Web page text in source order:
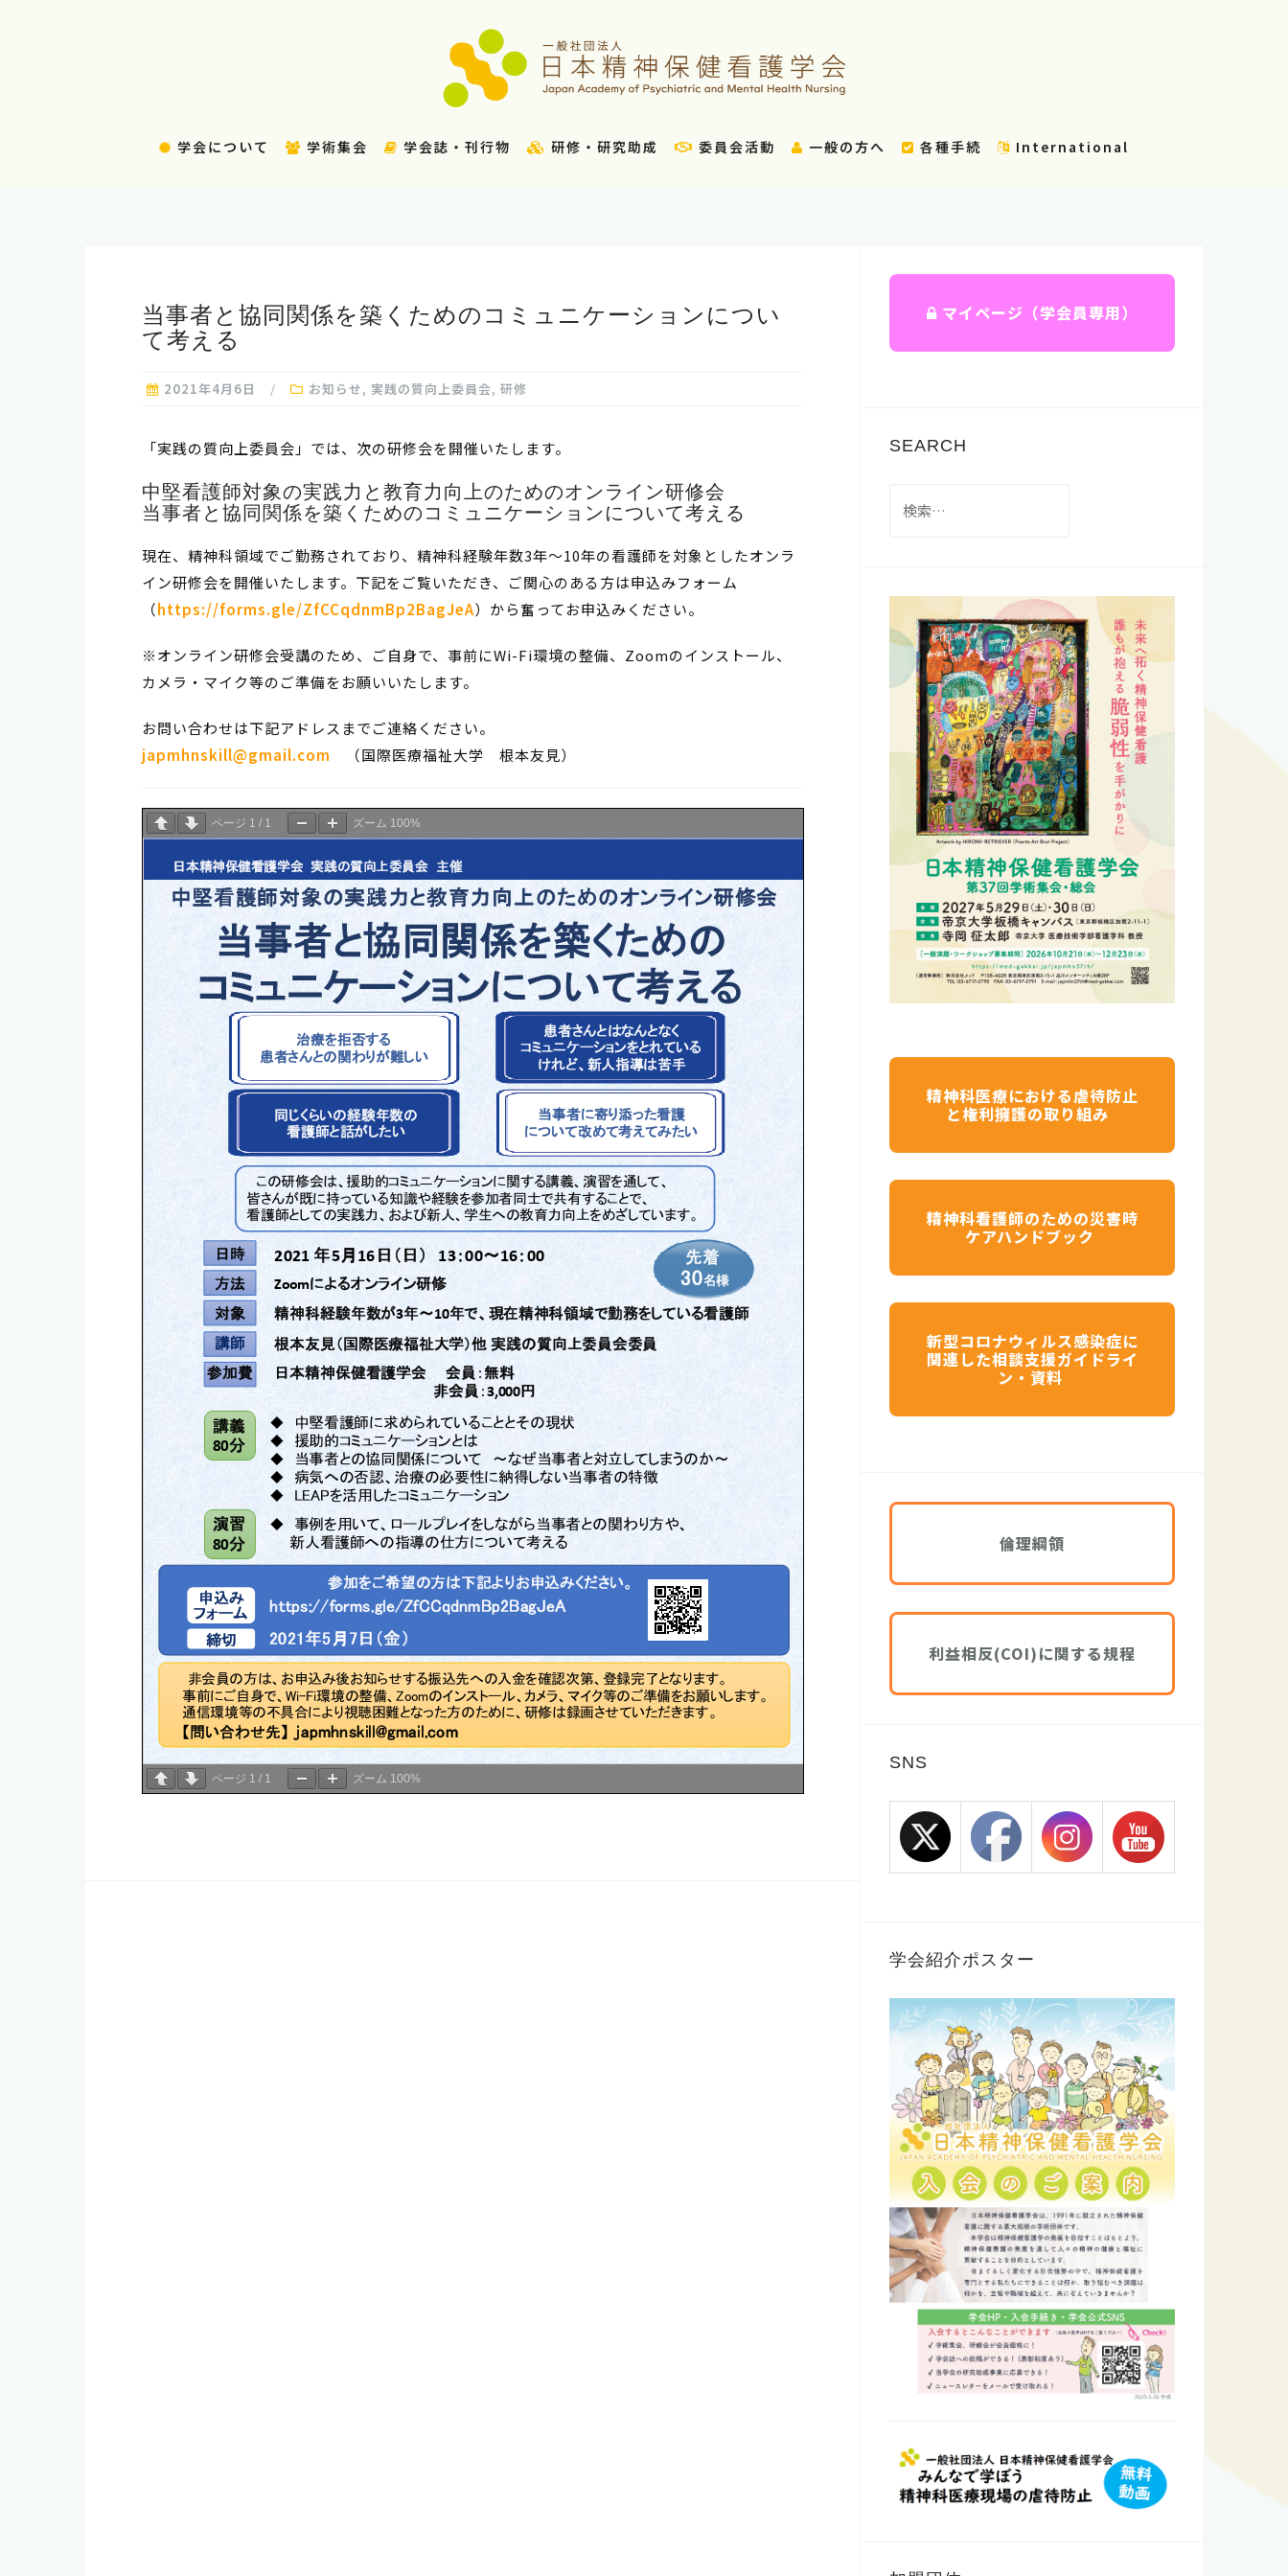
学会について 学術集会 学会誌・刊行物 研修・研究助成 委員会活動 一般の方へ 各種手続 International
当事者と協同関係を築くためのコミュニケーションについ
て考える
2021年4月6日 お知らせ, 実践の質向上委員会, 研修
「実践の質向上委員会」では、次の研修会を開催いたします。
中堅看護師対象の実践力と教育力向上のためのオンライン研修会
当事者と協同関係を築くためのコミュニケーションについて考える
現在、精神科領域でご勤務されており、精神科経験年数3年～10年の看護師を対象としたオンラ
イン研修会を開催いたします。下記をご覧いただき、ご関心のある方は申込みフォーム
（https://forms.gle/ZfCCqdnmBp2BagJeA）から奮ってお申込みください。
※オンライン研修会受講のため、ご自身で、事前にWi-Fi環境の整備、Zoomのインストール、
カメラ・マイク等のご準備をお願いいたします。
お問い合わせは下記アドレスまでご連絡ください。
japmhnskill@gmail.com （国際医療福祉大学 根本友見）
ページ 1 / 1 ズーム 100%
ページ 1 / 1 ズーム 100%
マイページ（学会員専用）
SEARCH
索:
精神科医療における虐待防止
と権利擁護の取り組み
精神科看護師のための災害時
ケアハンドブック
新型コロナウィルス感染症に
関連した相談支援ガイドライ
ン・資料
倫理綱領
利益相反(COI)に関する規程
SNS
学会紹介ポスター